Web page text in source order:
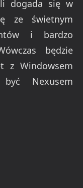
dogada się w
ze świetnym
i bardzo
będzie
z Windowsem
Nexusem